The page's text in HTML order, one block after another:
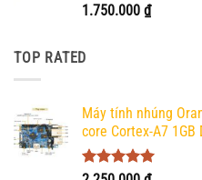
Được xếp
1.750.000 ₫
TOP RATED
Máy tính nhúng
core Cortex-A7 1GB